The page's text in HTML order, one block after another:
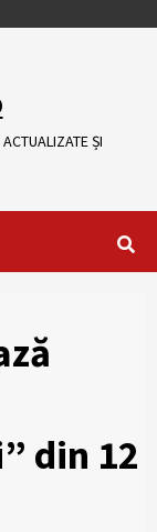
ȘI
din 12